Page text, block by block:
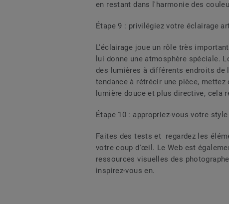
en restant dans l'harmonie des
Étape 9 : privilégiez votre éclairage
L'éclairage joue un rôle très
lui donne une atmosphère spéciale.
des lumières à différents endroits de
tendance à rétrécir une pièce,
lumière douce et plus directive, cela
Étape 10 : appropriez-vous votre style
Faites des tests et regardez les
votre coup d'œil. Le Web est
ressources visuelles des
inspirez-vous en.